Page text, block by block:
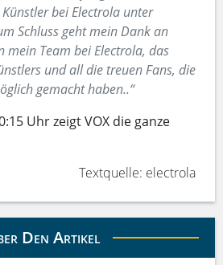
bei Electrola unter
Schluss geht mein Dank an
mein Team bei Electrola, das
und all die treuen Fans, die
gemacht haben..“
Uhr zeigt VOX die ganze
Textquelle: electrola
Den Artikel